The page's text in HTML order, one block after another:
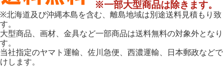
※一部大型商品は除きます。
※北海道及び沖縄本島を含む、離島地域は別途送料見積もり
す。
大型商品、画材、金具など一部商品は送料無料の対象外とな
す。
当社指定のヤマト運輸、佐川急便、西濃運輸、日本郵政など
けします。